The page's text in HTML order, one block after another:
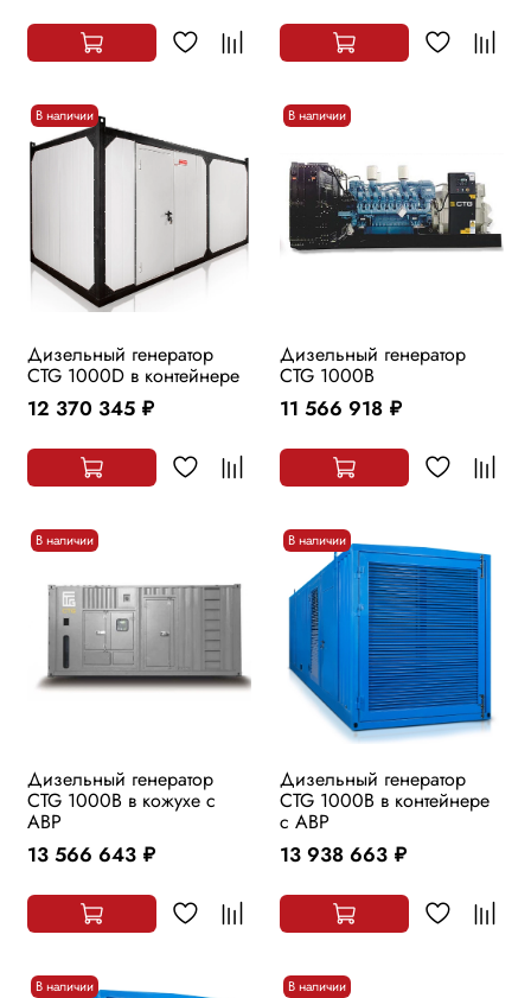
В наличии
Дизельный генератор
CTG 1000D в контейнере
12 370 345 руб.
В наличии
Дизельный генератор
CTG 1000B
11 566 918 руб.
В наличии
Дизельный генератор
CTG 1000B в кожухе с
АВР
13 566 643 руб.
В наличии
Дизельный генератор
CTG 1000B в контейнере
с АВР
13 938 663 руб.
В наличии В наличии